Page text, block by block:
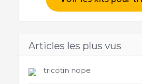
Articles les plus vus
tricotin nope